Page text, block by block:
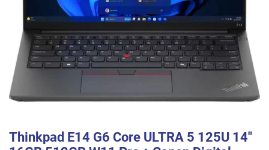
Thinkpad E14 G6 Core ULTRA 5 125U 14"